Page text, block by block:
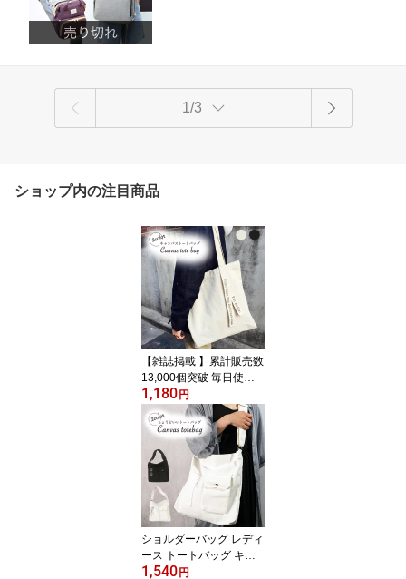
1/3
ショップ内の注目商品
【雑誌掲載 】累計販売数
13,000個突破 毎日使い
たくなる トートバッグ
キャンバス レディース A
4 縦型 軽量 サブバッグ
折りたたみ マザーズバッ
グ 肩掛け バッグ 保育園
ママバッグ 通勤 通学 通
園 軽い メンズ 無地 トー
ト 男女兼用 使いやすい
シンプル 帆布 収納 ロゴ
1,180 円
ショルダーバッグ レディ
ース トートバッグ キャ
ンバス ショルダー トー
1,540 円